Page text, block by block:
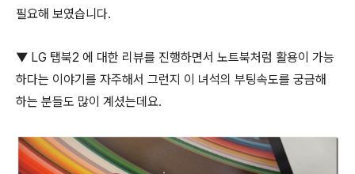
필요해 보였습니다.
▼ LG 탭북2 에 대한 리뷰를 진행하면서 노트북처럼 활용이 가능
하다는 이야기를 자주해서 그런지 이 녀석의 부팅속도를 궁금해
하는 분들도 많이 계셨는데요.